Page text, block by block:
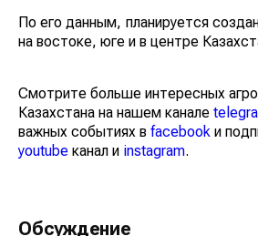
По его данным, планируется
на востоке, юге и в центре
Смотрите больше интересных
Казахстана на нашем канале
важных событиях в facebook и
youtube канал и instagram.
Обсуждение